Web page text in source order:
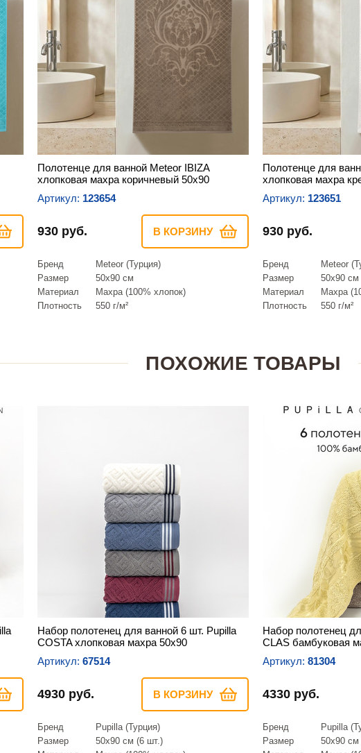
Полотенце для ванной Meteor IBIZA
хлопковая махра коричневый 50х90
Артикул: 123654
930 руб. В КОРЗИНУ
Бренд
Meteor (Турция)
Размер
50х90 см
Материал
Махра (100% хлопок)
Плотность
550 г/м²
Полотенце для
хлопковая махра
Артикул: 123651
930 руб.
Бренд
Meteor
Размер
50х90 см
Материал
Махра
Плотность
550 г/м²
ПОХОЖИЕ ТОВАРЫ
Набор полотенец для ванной 6 шт. Pupilla
COSTA хлопковая махра 50х90
Артикул: 67514
4930 руб. В КОРЗИНУ
Бренд
Pupilla (Турция)
Размер
50х90 см (6 шт.)
Набор полотенец
CLAS бамбуковая
Артикул: 81304
4330 руб.
Бренд
Pupilla
Размер
50х90